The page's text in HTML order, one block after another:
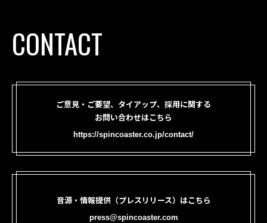
CONTACT
ご意見・ご要望、タイアップ、採用に関する
お問い合わせはこちら
https://spincoaster.co.jp/contact/
音源・情報提供（プレスリリース）はこちら
press@spincoaster.com